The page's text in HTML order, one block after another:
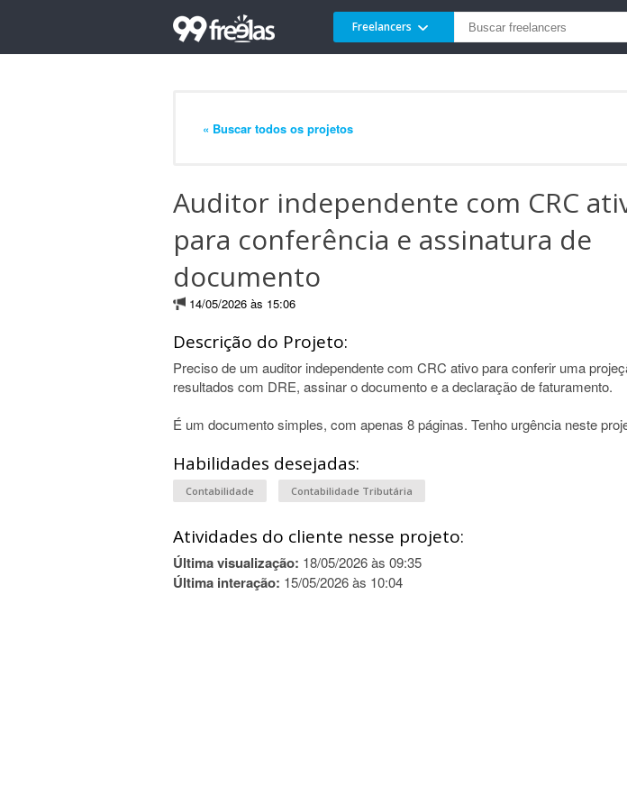
Freelancers
« Buscar todos os projetos
Auditor independente com CRC
para conferência e assinatura de
documento
14/05/2026 às 15:06
Descrição do Projeto:
Preciso de um auditor independente com CRC ativo para conferir uma
resultados com DRE, assinar o documento e a declaração de faturamento.
É um documento simples, com apenas 8 páginas. Tenho urgência neste
Habilidades desejadas:
Contabilidade Contabilidade Tributária
Atividades do cliente nesse projeto:
Última visualização: 18/05/2026 às 09:35
Última interação: 15/05/2026 às 10:04